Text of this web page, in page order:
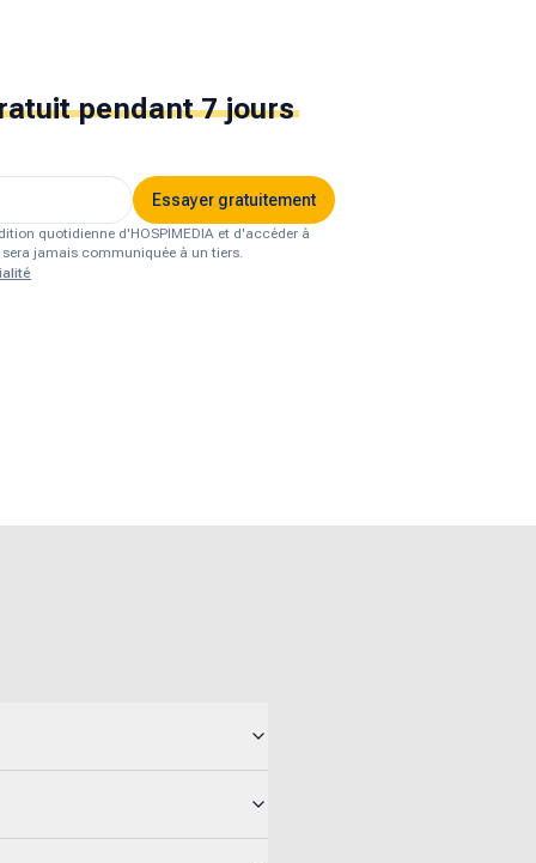
pendant 7 jours
Essayer gratuitement
quotidienne d'HOSPIMEDIA et d'accéder à
jamais communiquée à un tiers.